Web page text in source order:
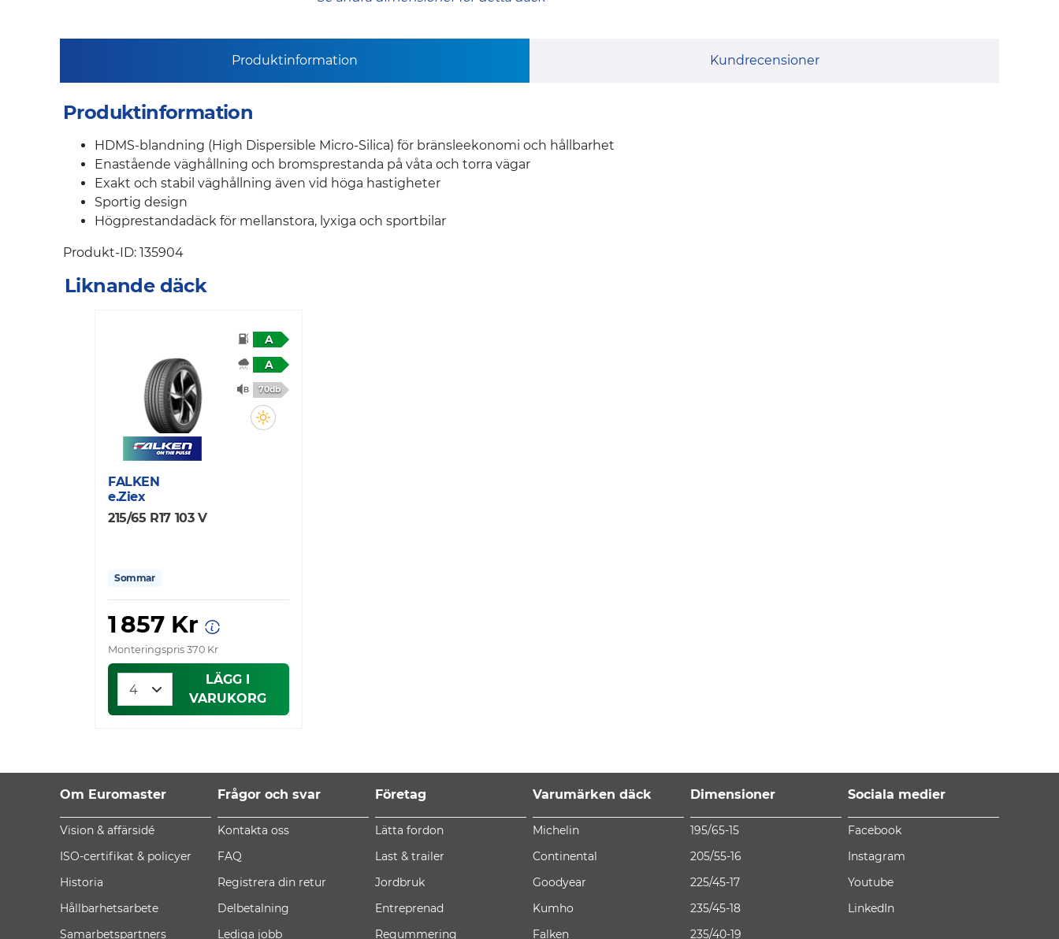
Produktinformation Kundrecensioner
Produktinformation
HDMS-blandning (High Dispersible Micro-Silica) för bränsleekonomi och hållbarhet
Enastående väghållning och bromsprestanda på våta och torra vägar
Exakt och stabil väghållning även vid höga hastigheter
Sportig design
Högprestandadäck för mellanstora, lyxiga och sportbilar
Produkt-ID: 135904
Liknande däck
A
A
70db
FALKEN
e.Ziex
215/65 R17 103 V
Sommar
1 857 Kr
Monteringspris 370 Kr
LÄGG I
VARUKORG
Om Euromaster
Vision & affärsidé
ISO-certifikat & policyer
Historia
Hållbarhetsarbete
Samarbetspartners
Frågor och svar
Kontakta oss
FAQ
Registrera din retur
Delbetalning
Lediga jobb
Företag
Lätta fordon
Last & trailer
Jordbruk
Entreprenad
Regummering
Varumärken däck
Michelin
Continental
Goodyear
Kumho
Falken
Dimensioner
195/65-15
205/55-16
225/45-17
235/45-18
235/40-19
Sociala medier
Facebook
Instagram
Youtube
LinkedIn